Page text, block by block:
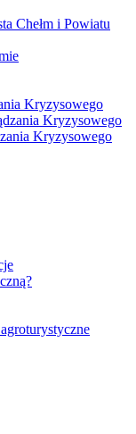
Chełm i Powiatu
Kryzysowego
Kryzysowego
Kryzysowego